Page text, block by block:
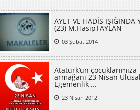
AYET VE HADİS IŞIĞINDA
(23) M.HasipTAYLAN
Atatürk’ün çocuklarımıza
armağanı 23 Nisan Ulusal
Egemenlik ...